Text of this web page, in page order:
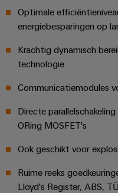
voor
de
maritieme
Spoorweg
en
oplossingen
voor
mobiliteit
in
het
spoorvervoer
en
PCB-
klemmen
PCB-
Original
Equipment
Manufacturer
(OEM)
Weidmüller
Industrial
AI
op
afstand
Industrieel
serviceplatform
Optimale
energiebesparingen op
Krachtig dynamisch
technologie
Communicatiemodules
Directe
ORing MOSFET's
Ook geschikt voor
Ruime reeks
Lloyd's Register, ABS,